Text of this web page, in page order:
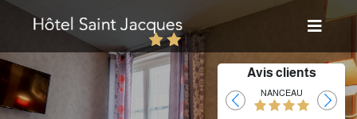
Avis clients
NANCEAU